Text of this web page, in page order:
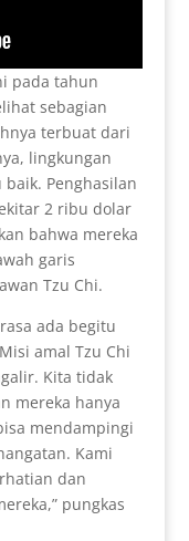
pada tahun
sebagian
terbuat dari
lingkungan
Penghasilan
2 ribu dolar
bahwa mereka
garis
Tzu Chi.
ada begitu
amal Tzu Chi
Kita tidak
mereka hanya
mendampingi
Kami
dan
pungkas